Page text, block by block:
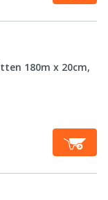
180m x 20cm,